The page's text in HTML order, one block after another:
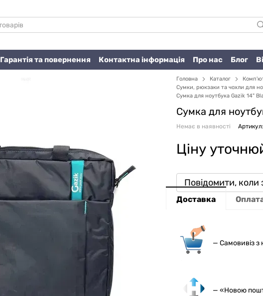
Гарантія та повернення Контактна інформація Про нас Блог
Головна Каталог
Сумки, рюкзаки та чохли для
Сумка для ноутбука Gazik 14"
Сумка для
Немає в наявності
Ціну
Повідомити, коли
Доставка
— Самовивіз
— «Новою